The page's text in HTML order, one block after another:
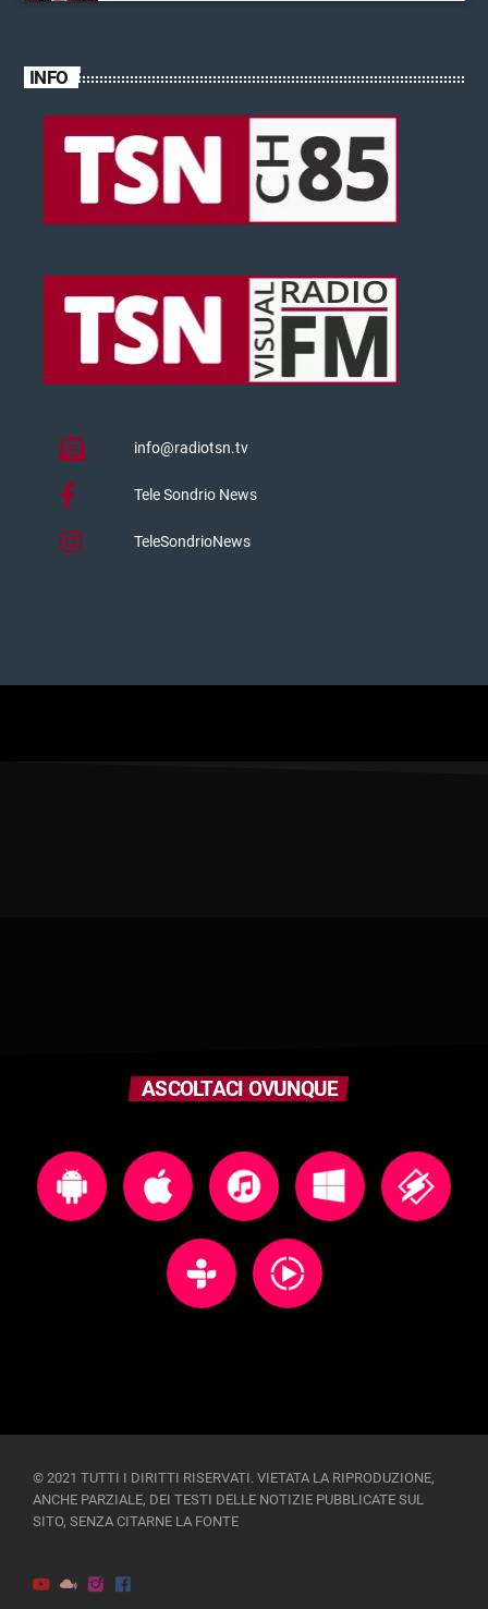
INFO
info@radiotsn.tv
Tele Sondrio News
TeleSondrioNews
ASCOLTACI OVUNQUE
© 2021 TUTTI I DIRITTI RISERVATI. VIETATA LA RIPRODUZIONE,
ANCHE PARZIALE, DEI TESTI DELLE NOTIZIE PUBBLICATE SUL
SITO, SENZA CITARNE LA FONTE